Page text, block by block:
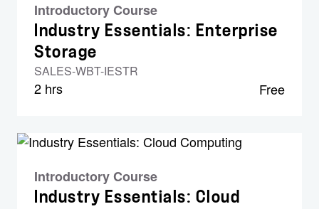
Introductory Course
Industry Essentials: Enterprise
Storage
SALES-WBT-IESTR
2 hrs Free
Introductory Course
Industry Essentials: Cloud